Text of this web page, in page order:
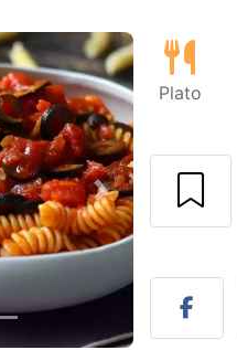
Siguiente
Plato